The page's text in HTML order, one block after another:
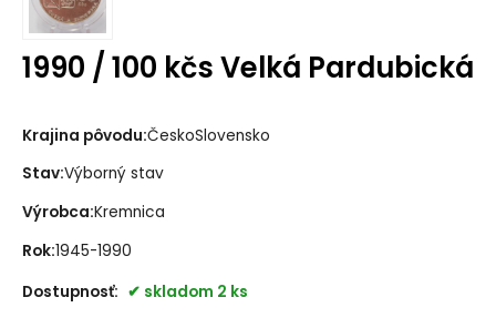
1990 / 100 kčs Velká Pardubická
Krajina pôvodu:ČeskoSlovensko
Stav:Výborný stav
Výrobca:Kremnica
Rok:1945-1990
Dostupnosť:
skladom 2 ks